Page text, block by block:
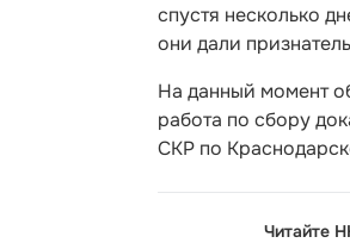
спустя несколько
они дали
На данный момент
работа по сбору
СКР по
Читайте